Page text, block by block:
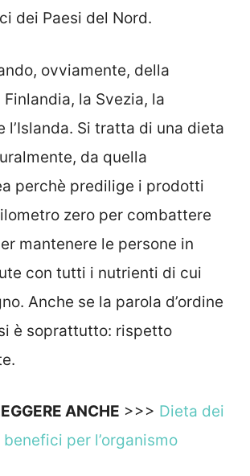
dei Paesi del Nord.
ovviamente, della
la Svezia, la
l’Islanda. Si tratta di una dieta
da quella
perchè predilige i prodotti
zero per combattere
mantenere le persone in
con tutti i nutrienti di cui
Anche se la parola d’ordine
è soprattutto: rispetto
ANCHE >>> Dieta dei
per l’organismo